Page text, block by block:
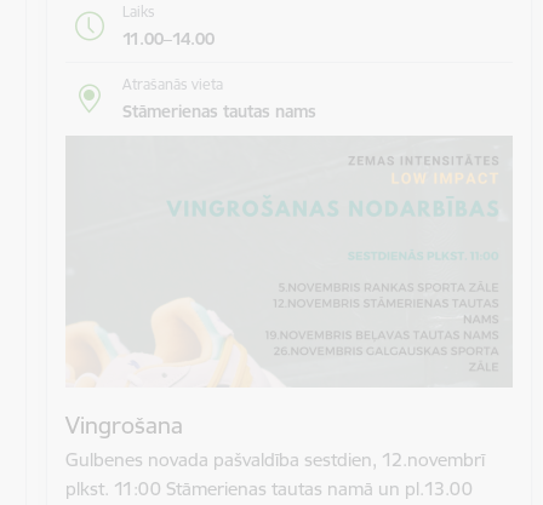
Laiks
11.00–14.00
Atrašanās vieta
Stāmerienas tautas nams
Vingrošana
Gulbenes novada pašvaldība sestdien, 12.novembrī
plkst. 11:00 Stāmerienas tautas namā un pl.13.00